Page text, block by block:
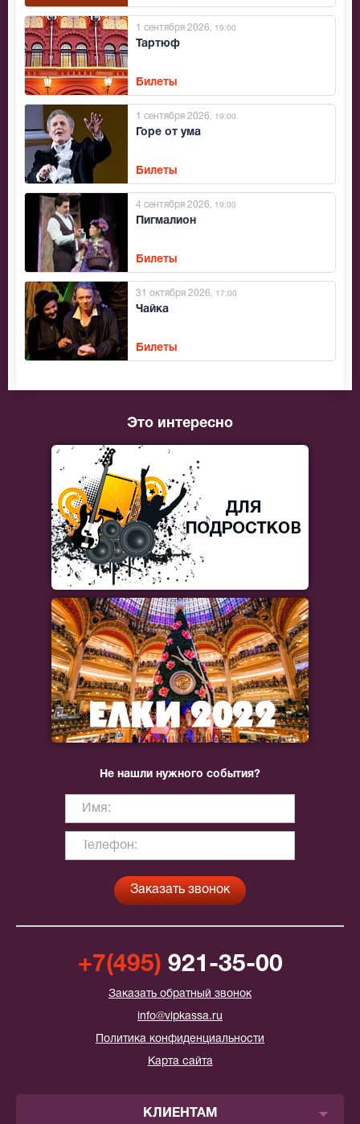
Тартюф
1 сентября 2026 , 19:00
Билеты
Горе от ума
1 сентября 2026 , 19:00
Билеты
Пигмалион
4 сентября 2026 , 19:00
Билеты
Чайка
31 октября 2026 , 17:00
Билеты
Это интересно
Не нашли нужного события?
+7(495) 921-35-00
Заказать обратный звонок
info@vipkassa.ru
Политика конфиденциальности
Карта сайта
КЛИЕНТАМ